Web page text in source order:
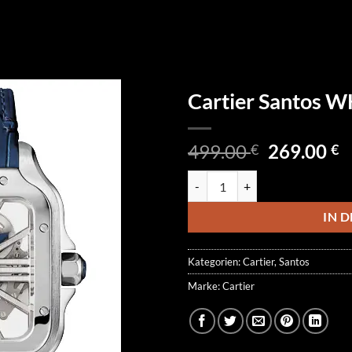
Cartier Santos
499.00€
499.00 €
269.00€
IN
Kategorien:Cartier, Santos
Marke:Cartier